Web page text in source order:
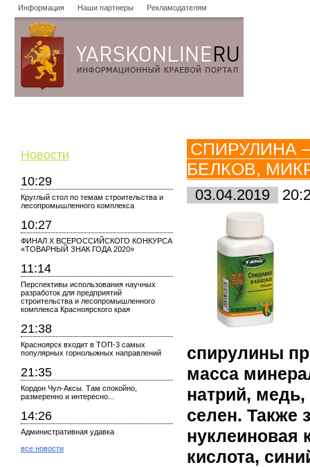
Информация Наши партнеры Рекламодателям
Новости
10:29
Круглый стол по темам строительства и
лесопромышленного комплекса
10:27
ФИНАЛ X ВСЕРОССИЙСКОГО КОНКУРСА
«ТОВАРНЫЙ ЗНАК ГОДА 2020»
11:14
Перспективы использования научных
разработок для предприятий
строительства и лесопромышленного
комплекса Красноярского края
21:38
Красноярск входит в ТОП-3 самых
популярных горнолыжных направлений
21:35
Кордон Чул-Аксы. Там спокойно,
размеренно и интересно...
14:26
Административная удавка
все новости
СПИРУЛИНА
БЕЛКОВ,
03.04.2019
спирулины
масса
натрий,
селен. Также
нуклеиновая
кислота,